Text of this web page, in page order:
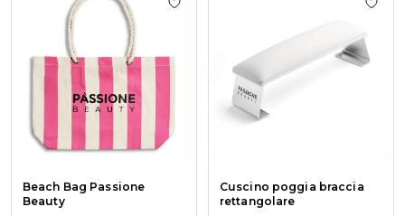
Beach Bag Passione
Beauty
Aggiungi alla wishlist Beach Bag
Cuscino poggia braccia
rettangolare